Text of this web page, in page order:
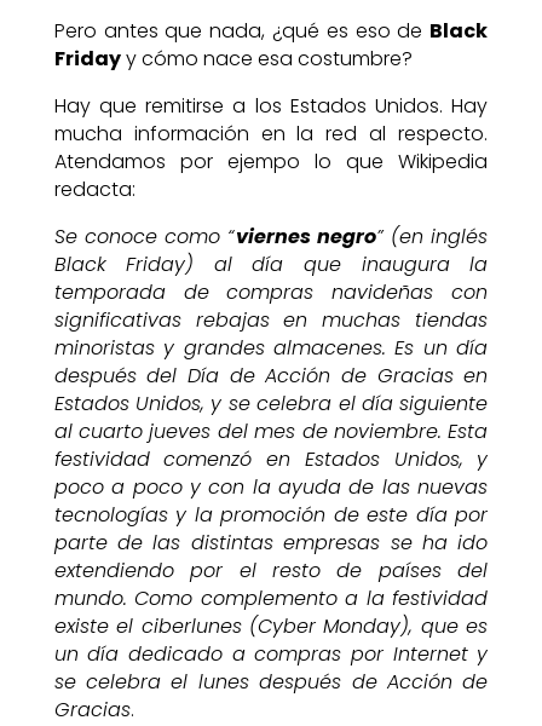
Pero antes que nada, ¿qué es eso de Black
Fridayy cómo nace esa costumbre?
Hay que remitirse a los Estados Unidos. Hay
mucha información en la red al respecto.
Atendamos por ejempo lo que Wikipedia
redacta:
Se conoce como “viernes negro” (en inglés
Black Friday) al día que inaugura la
temporada de compras navideñas con
significativas rebajas en muchas tiendas
minoristas y grandes almacenes. Es un día
después del Día de Acción de Gracias en
Estados Unidos, y se celebra el día siguiente
al cuarto jueves del mes de noviembre. Esta
festividad comenzó en Estados Unidos, y
poco a poco y con la ayuda de las nuevas
tecnologías y la promoción de este día por
parte de las distintas empresas se ha ido
extendiendo por el resto de países del
mundo. Como complemento a la festividad
existe el ciberlunes (Cyber Monday), que es
un día dedicado a compras por Internet y
se celebra el lunes después de Acción de
Gracias.